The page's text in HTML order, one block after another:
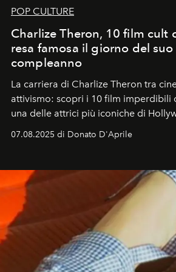
POP CULTURE
Charlize Theron, 10 film cult
resa famosa il giorno del
compleanno
La carriera di Charlize Theron tra
attivismo: scopri i 10 film imperdibili
una delle attrici più iconiche di
07.08.2025 di Donato D'Aprile